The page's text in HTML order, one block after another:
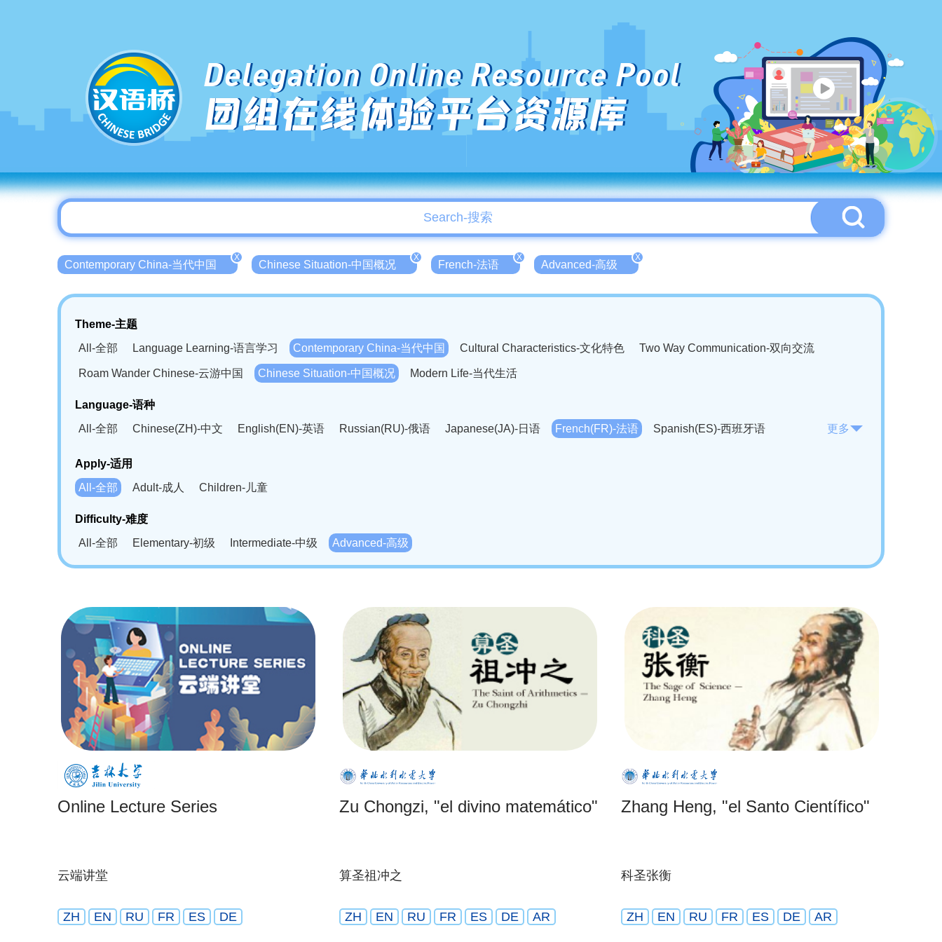
Delegation Online Resource Pool
团组在线体验平台资源库
Contemporary China-当代中国
X
Chinese Situation-中国概况
X
French-法语
X
Advanced-高级
X
Theme-主题
All-全部
Language Learning-语言学习 Contemporary China-当代中国 Cultural Characteristics-文化特色 Two Way Communication-双向交流
Roam Wander Chinese-云游中国 Chinese Situation-中国概况 Modern Life-当代生活
Language-语种
All-全部
Chinese(ZH)-中文 English(EN)-英语 Russian(RU)-俄语 Japanese(JA)-日语 French(FR)-法语
Spanish(ES)-西班牙语
Bahasa Melayu(MS)-马来语
Swahili(SW)-斯瓦西里语
Kampuchea(KH)-柬埔寨语
更多
Apply-适用
All-全部
Adult-成人 Children-儿童
Difficulty-难度
All-全部
Elementary-初级 Intermediate-中级 Advanced-高级
Online Lecture Series
云端讲堂
ZH EN RU FR ES DE
Zu Chongzi, "el divino matemático"
算圣祖冲之
ZH EN RU FR ES DE AR
Zhang Heng, "el Santo Científico"
科圣张衡
ZH EN RU FR ES DE AR